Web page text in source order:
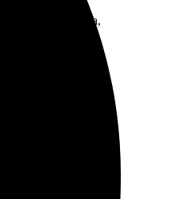
Всем довольна,
возможность